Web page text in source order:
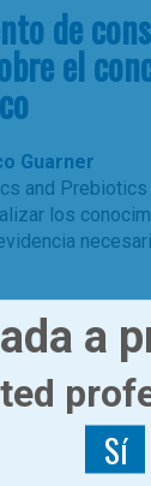
de
el
Guarner
and Prebiotics
los
,microbiota
a
Sí